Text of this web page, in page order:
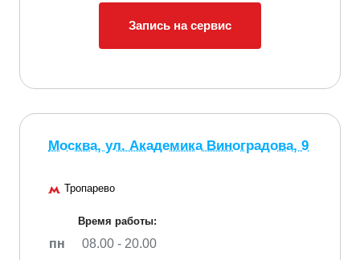
Запись на сервис
Москва, ул. Академика Виноградова, 9
Тропарево
Время работы:
пн
08.00 - 20.00